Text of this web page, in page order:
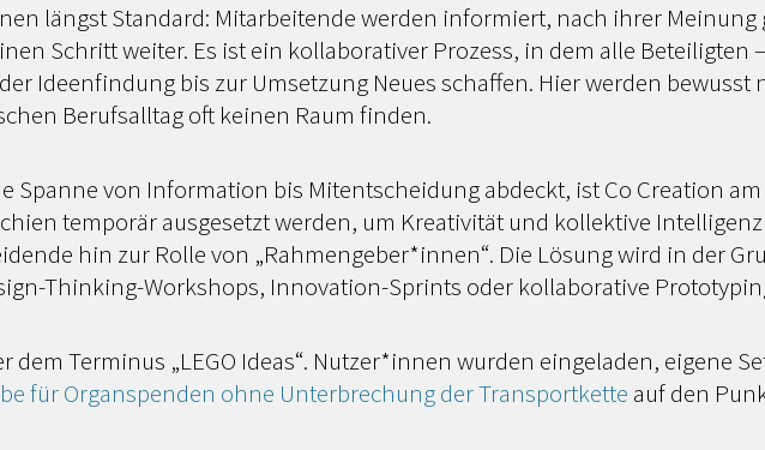
längst Standard: Mitarbeitende werden informiert, nach ihrer
Schritt weiter. Es ist ein kollaborativer Prozess, in dem alle
Ideenfindung bis zur Umsetzung Neues schaffen. Hier werden bewusst
Berufsalltag oft keinen Raum finden.
Spanne von Information bis Mitentscheidung abdeckt, ist Co Creation
temporär ausgesetzt werden, um Kreativität und kollektive
hin zur Rolle von „Rahmengeber*innen“. Die Lösung wird in der
Thinking-Workshops, Innovation-Sprints oder kollaborative
dem Terminus „LEGO Ideas“. Nutzer*innen wurden eingeladen, eigene
für Organspenden ohne Unterbrechung der Transportkette auf den